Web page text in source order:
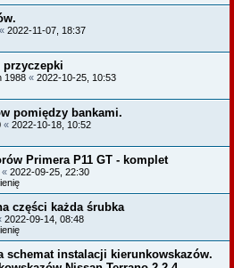
« 2022-11-07, 18:37
1988 « 2022-10-25, 10:53
pomiędzy bankami.
« 2022-10-18, 10:52
Primera P11 GT - komplet
« 2022-09-25, 22:30
części każda śrubka
2022-09-14, 08:48
schemat instalacji kierunkowskazów.